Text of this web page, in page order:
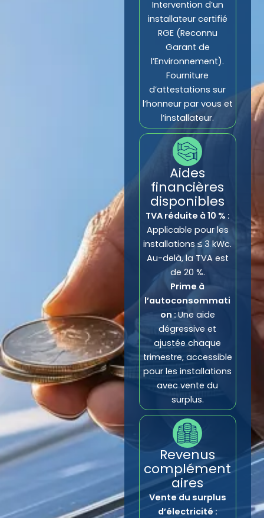
Intervention d’un
installateur certifié
RGE (Reconnu
Garant de
l’Environnement).
Fourniture
d’attestations sur
l’honneur par vous et
l’installateur.
Aides
financières
disponibles
TVA réduite à 10 % :
Applicable pour les
installations ≤ 3 kWc.
Au-delà, la TVA est
de 20 %.
Prime à
l’autoconsommati
on :Une aide
dégressive et
ajustée chaque
trimestre, accessible
pour les installations
avec vente du
surplus.
Revenus
complément
aires
Vente du surplus
d’électricité :